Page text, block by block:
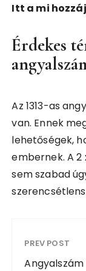
Itt a mi
Érdekes
Az 1313-as
van. Ennek
lehetőségek,
embernek. A 2
sem szabad
PREV POST
Angyalszám